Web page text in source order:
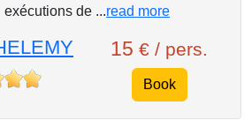
exécutions de ...read more
15 € / pers.
Book